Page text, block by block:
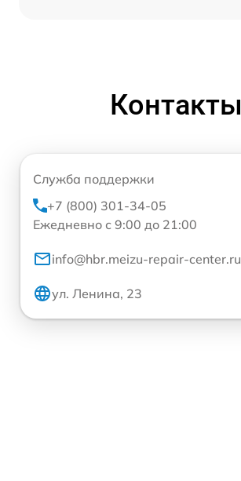
Контакты
Служба поддержки
+7 (800) 301-34-05
Ежедневно с 9:00 до 21:00
info@hbr.meizu-repair-center.ru
ул. Ленина, 23